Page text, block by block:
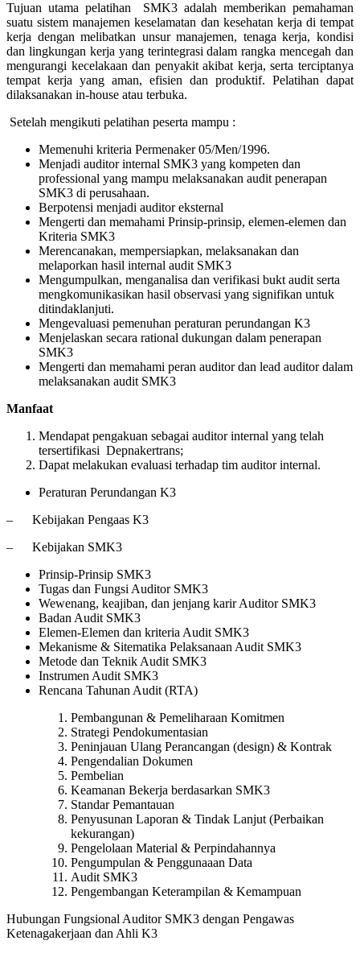
Tujuan utama pelatihan SMK3 adalah memberikan pemahaman
suatu sistem manajemen keselamatan dan kesehatan kerja di tempat
kerja dengan melibatkan unsur manajemen, tenaga kerja, kondisi
dan lingkungan kerja yang terintegrasi dalam rangka mencegah dan
mengurangi kecelakaan dan penyakit akibat kerja, serta terciptanya
tempat kerja yang aman, efisien dan produktif. Pelatihan dapat
dilaksanakan in-house atau terbuka.
Setelah mengikuti pelatihan peserta mampu :
Memenuhi kriteria Permenaker 05/Men/1996.
Menjadi auditor internal SMK3 yang kompeten dan
professional yang mampu melaksanakan audit penerapan
SMK3 di perusahaan.
Berpotensi menjadi auditor eksternal
Mengerti dan memahami Prinsip-prinsip, elemen-elemen dan
Kriteria SMK3
Merencanakan, mempersiapkan, melaksanakan dan
melaporkan hasil internal audit SMK3
Mengumpulkan, menganalisa dan verifikasi bukt audit serta
mengkomunikasikan hasil observasi yang signifikan untuk
ditindaklanjuti.
Mengevaluasi pemenuhan peraturan perundangan K3
Menjelaskan secara rational dukungan dalam penerapan
SMK3
Mengerti dan memahami peran auditor dan lead auditor dalam
melaksanakan audit SMK3
Manfaat
Mendapat pengakuan sebagai auditor internal yang telah
tersertifikasi Depnakertrans;
Dapat melakukan evaluasi terhadap tim auditor internal.
Peraturan Perundangan K3
– Kebijakan Pengaas K3
– Kebijakan SMK3
Prinsip-Prinsip SMK3
Tugas dan Fungsi Auditor SMK3
Wewenang, keajiban, dan jenjang karir Auditor SMK3
Badan Audit SMK3
Elemen-Elemen dan kriteria Audit SMK3
Mekanisme & Sitematika Pelaksanaan Audit SMK3
Metode dan Teknik Audit SMK3
Instrumen Audit SMK3
Rencana Tahunan Audit (RTA)
Pembangunan & Pemeliharaan Komitmen
Strategi Pendokumentasian
Peninjauan Ulang Perancangan (design) & Kontrak
Pengendalian Dokumen
Pembelian
Keamanan Bekerja berdasarkan SMK3
Standar Pemantauan
Penyusunan Laporan & Tindak Lanjut (Perbaikan
kekurangan)
Pengelolaan Material & Perpindahannya
Pengumpulan & Penggunaaan Data
Audit SMK3
Pengembangan Keterampilan & Kemampuan
Hubungan Fungsional Auditor SMK3 dengan Pengawas
Ketenagakerjaan dan Ahli K3